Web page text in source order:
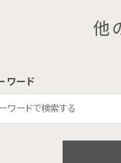
他
ワード